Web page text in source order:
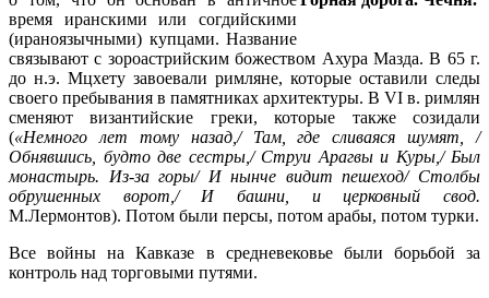
время иранскими или согдийскими
(ираноязычными) купцами. Название
связывают с зороастрийским божеством Ахура Мазда. В 65 г.
до н.э. Мцхету завоевали римляне, которые оставили следы
своего пребывания в памятниках архитектуры. В VI в. римлян
сменяют византийские греки, которые также созидали
(«Немного лет тому назад,/ Там, где сливаяся шумят, /
Обнявшись, будто две сестры,/ Струи Арагвы и Куры,/ Был
монастырь. Из-за горы/ И нынче видит пешеход/ Столбы
обрушенных ворот,/ И башни, и церковный свод.
М.Лермонтов). Потом были персы, потом арабы, потом турки.
Все войны на Кавказе в средневековье были борьбой за
контроль над торговыми путями.